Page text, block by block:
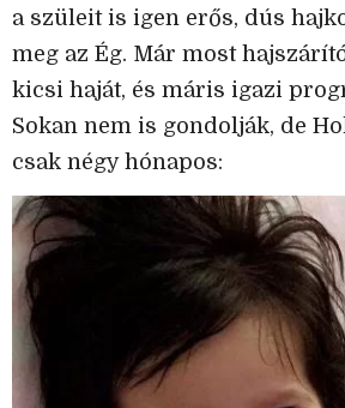
a szüleit is igen erős, dús
meg az Ég. Már most
kicsi haját, és máris igazi
Sokan nem is gondolják, de
csak négy hónapos: